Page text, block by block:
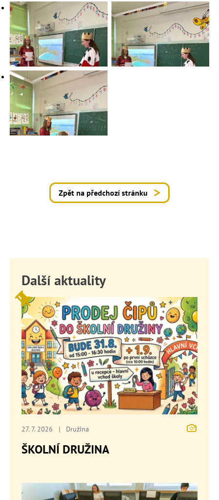
Zpět na předchozí stránku
Další aktuality
27. 7. 2026 | Družina
ŠKOLNÍ DRUŽINA